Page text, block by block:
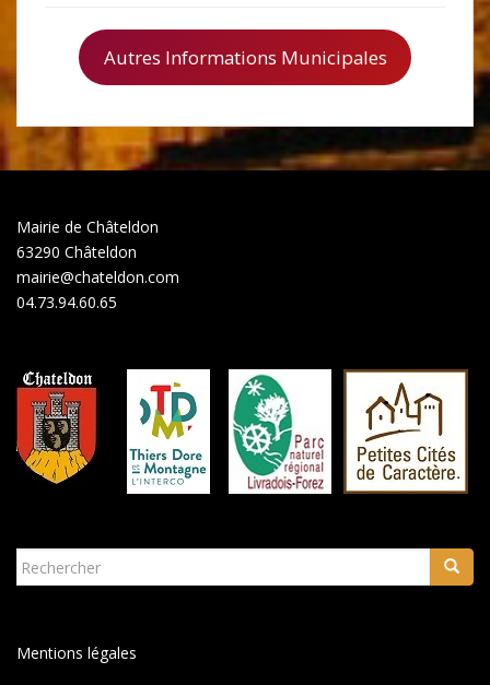
Autres Informations Municipales
Mairie de Châteldon
63290 Châteldon
mairie@chateldon.com
04.73.94.60.65
Rechercher...
Mentions légales